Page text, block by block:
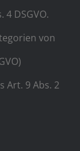
DSGVO.
von
Art. 9 Abs. 2